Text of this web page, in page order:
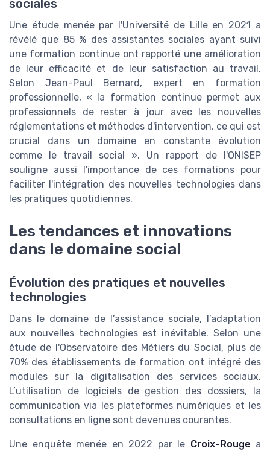
sociales
Une étude menée par l'Université de Lille en 2021 a
révélé que 85 % des assistantes sociales ayant suivi
une formation continue ont rapporté une amélioration
de leur efficacité et de leur satisfaction au travail.
Selon Jean-Paul Bernard, expert en formation
professionnelle, « la formation continue permet aux
professionnels de rester à jour avec les nouvelles
réglementations et méthodes d'intervention, ce qui est
crucial dans un domaine en constante évolution
comme le travail social ». Un rapport de l'ONISEP
souligne aussi l'importance de ces formations pour
faciliter l'intégration des nouvelles technologies dans
les pratiques quotidiennes.
Les tendances et innovations
dans le domaine social
Évolution des pratiques et nouvelles
technologies
Dans le domaine de l’assistance sociale, l’adaptation
aux nouvelles technologies est inévitable. Selon une
étude de l'Observatoire des Métiers du Social, plus de
70% des établissements de formation ont intégré des
modules sur la digitalisation des services sociaux.
L’utilisation de logiciels de gestion des dossiers, la
communication via les plateformes numériques et les
consultations en ligne sont devenues courantes.
Une enquête menée en 2022 par le Croix-Rouge a